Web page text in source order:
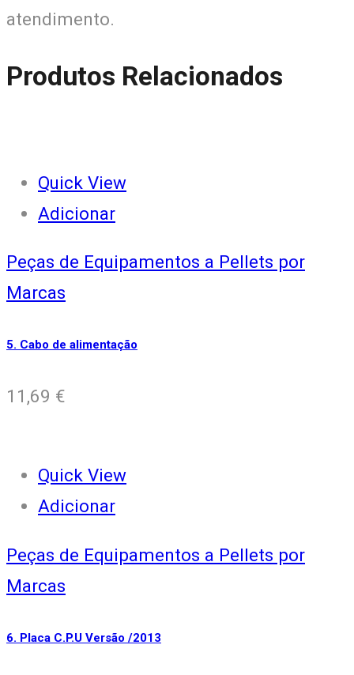
atendimento.
Produtos Relacionados
Quick View
Adicionar
Peças de Equipamentos a Pellets por
Marcas
5. Cabo de alimentação
11,69 €
Quick View
Adicionar
Peças de Equipamentos a Pellets por
Marcas
6. Placa C.P.U Versão /2013